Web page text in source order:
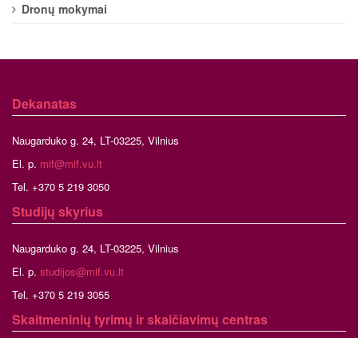
Dronų mokymai
Dekanatas
Naugarduko g. 24, LT-03225, Vilnius
El. p. mif@mif.vu.lt
Tel. +370 5 219 3050
Studijų skyrius
Naugarduko g. 24, LT-03225, Vilnius
El. p. studijos@mif.vu.lt
Tel. +370 5 219 3055
Skaitmeninių tyrimų ir skaičiavimų centras